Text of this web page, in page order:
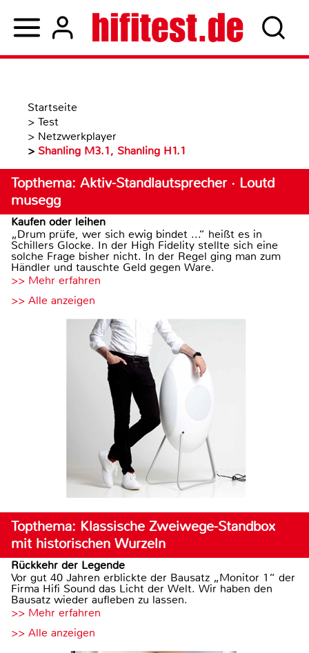
Startseite
> Test
> Netzwerkplayer
> Shanling M3.1, Shanling H1.1
Topthema: Aktiv-Standlautsprecher · Loutd
musegg
Kaufen oder leihen
„Drum prüfe, wer sich ewig bindet ...“ heißt es in
Schillers Glocke. In der High Fidelity stellte sich eine
solche Frage bisher nicht. In der Regel ging man zum
Händler und tauschte Geld gegen Ware.
>> Mehr erfahren
>> Alle anzeigen
Topthema: Klassische Zweiwege-Standbox
mit historischen Wurzeln
Rückkehr der Legende
Vor gut 40 Jahren erblickte der Bausatz „Monitor 1“ der
Firma Hifi Sound das Licht der Welt. Wir haben den
Bausatz wieder aufleben zu lassen.
>> Mehr erfahren
>> Alle anzeigen